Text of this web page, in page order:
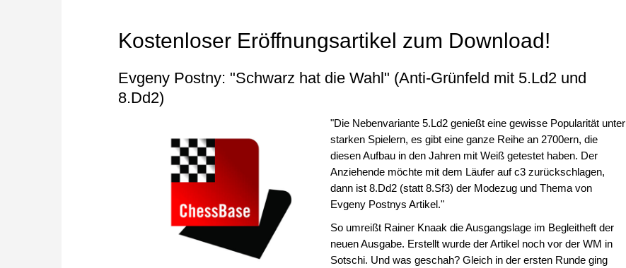
Kostenloser Eröffnungsartikel zum Download!
Evgeny Postny: "Schwarz hat die Wahl" (Anti-Grünfeld mit 5.Ld2 und
8.Dd2)
"Die Nebenvariante 5.Ld2 genießt eine gewisse Popularität unter
starken Spielern, es gibt eine ganze Reihe an 2700ern, die
diesen Aufbau in den Jahren mit Weiß getestet haben. Der
Anziehende möchte mit dem Läufer auf c3 zurückschlagen,
dann ist 8.Dd2 (statt 8.Sf3) der Modezug und Thema von
Evgeny Postnys Artikel."
So umreißt Rainer Knaak die Ausgangslage im Begleitheft der
neuen Ausgabe. Erstellt wurde der Artikel noch vor der WM in
Sotschi. Und was geschah? Gleich in der ersten Runde ging